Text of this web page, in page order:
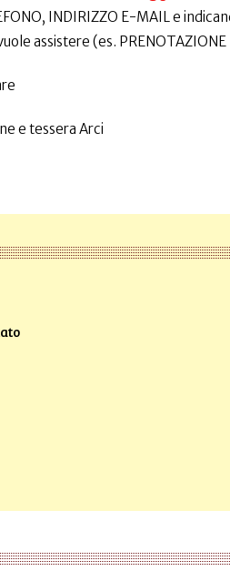
INDIRIZZO E-MAIL e
assistere (es.
e tessera Arci